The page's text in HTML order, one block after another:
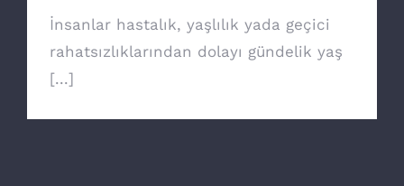
İnsanlar hastalık, yaşlılık yada geçici
rahatsızlıklarından dolayı gündelik yaş
[...]